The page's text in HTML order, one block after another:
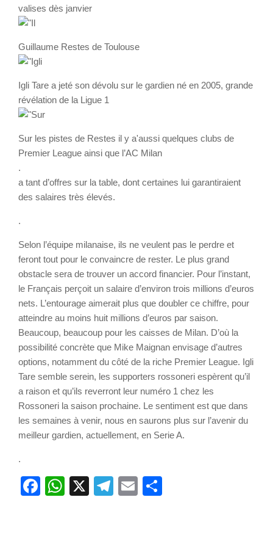
valises dès janvier
Guillaume Restes de Toulouse
Igli Tare a jeté son dévolu sur le gardien né en 2005, grande
révélation de la Ligue 1
Sur les pistes de Restes il y a'aussi quelques clubs de
Premier League ainsi que l’AC Milan
.
a tant d’offres sur la table, dont certaines lui garantiraient
des salaires très élevés.
.
Selon l’équipe milanaise, ils ne veulent pas le perdre et
feront tout pour le convaincre de rester. Le plus grand
obstacle sera de trouver un accord financier. Pour l’instant,
le Français perçoit un salaire d’environ trois millions d’euros
nets. L’entourage aimerait plus que doubler ce chiffre, pour
atteindre au moins huit millions d’euros par saison.
Beaucoup, beaucoup pour les caisses de Milan. D’où la
possibilité concrète que Mike Maignan envisage d’autres
options, notamment du côté de la riche Premier League. Igli
Tare semble serein, les supporters rossoneri espèrent qu’il
a raison et qu’ils reverront leur numéro 1 chez les
Rossoneri la saison prochaine. Le sentiment est que dans
les semaines à venir, nous en saurons plus sur l’avenir du
meilleur gardien, actuellement, en Serie A.
.
Facebook
WhatsApp
X Telegram
Email